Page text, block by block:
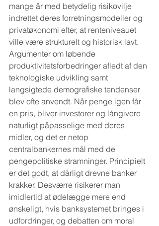
mange år med betydelig risikovilje
indrettet deres forretningsmodeller og
privatøkonomi efter, at renteniveauet
ville være strukturelt og historisk lavt.
Argumenter om løbende
produktivitetsforbedringer afledt af den
teknologiske udvikling samt
langsigtede demografiske tendenser
blev ofte anvendt. Når penge igen får
en pris, bliver investorer og långivere
naturligt påpasselige med deres
midler, og det er netop
centralbankernes mål med de
pengepolitiske stramninger. Principielt
er det godt, at dårligt drevne banker
krakker. Desværre risikerer man
imidlertid at ødelægge mere end
ønskeligt, hvis banksystemet bringes i
udfordringer, og debatten om moral